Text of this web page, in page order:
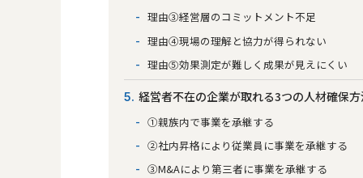
理由③経営層のコミットメント不足
理由④現場の理解と協力が得られない
理由⑤効果測定が難しく成果が見えにくい
5 経営者不在の企業が取れる3つの人材確保
①親族内で事業を承継する
②社内昇格により従業員に事業を承継する
③M&Aにより第三者に事業を承継する